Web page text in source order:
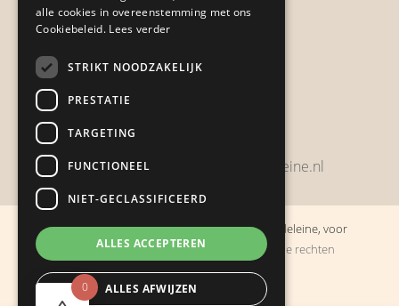
Zwijnsbergenstraat 154
bestelling@boulevarddelamadeleine.nl
© Copyright 2019 - 2026Boulevard de la Madeleine, voor
cadeaus die je stiekem liever zelf houdt· Alle rechten
voorbehouden
Ontwikkeling door
0
alle cookies in overeenstemming met ons
Cookiebeleid. Lees verder
STRIKT NOODZAKELIJK
PRESTATIE
TARGETING
FUNCTIONEEL
NIET-GECLASSIFICEERD
ALLES ACCEPTEREN
ALLES AFWIJZEN